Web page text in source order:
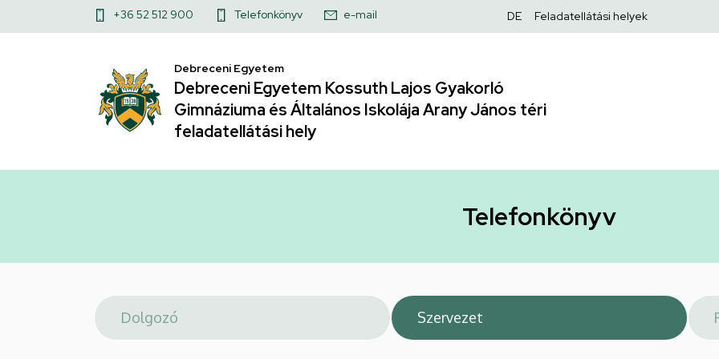
Telefonkönyv
Debreceni
Egyetem
Kossuth
Gimnáziuma
Általános
a
Felső
menü
+36 52 512 900 Telefonkönyv e-mail
Felső
DE Feladatellátási helyek
Debreceni Egyetem
Debreceni Egyetem Kossuth Lajos Gyakorló
Gimnáziuma és Általános Iskolája Arany János téri
feladatellátási hely
Telefonkönyv